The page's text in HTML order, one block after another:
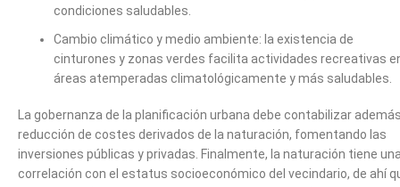
condiciones saludables.
Cambio climático y medio ambiente: la existencia de
cinturones y zonas verdes facilita actividades recreativas
áreas atemperadas climatológicamente y más saludables.
La gobernanza de la planificación urbana debe contabilizar
reducción de costes derivados de la naturación, fomentando las
inversiones públicas y privadas. Finalmente, la naturación tiene
correlación con el estatus socioeconómico del vecindario, de ahí